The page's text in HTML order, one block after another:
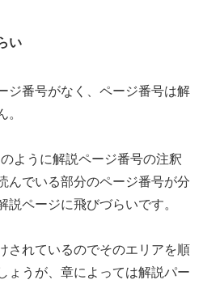
い
ジ番号がなく、ページ番号は解
。
ように解説ページ番号の注釈
んでいる部分のページ番号が分
ページに飛びづらいです。
されているのでそのエリアを順
ょうが、章によっては解説パー